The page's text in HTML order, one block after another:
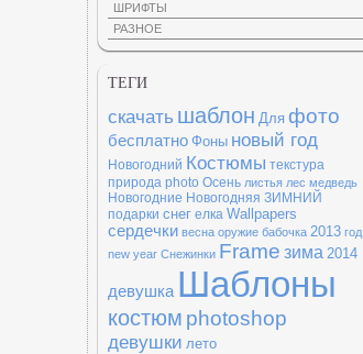
ШРИФТЫ
РАЗНОЕ
ТЕГИ
скачать шаблон Для фото
бесплатно Фоны новый год
Новогодний Костюмы текстура
природа photo Осень листья лес медведь
Новогодние Новогодняя ЗИМНИЙ
подарки снег елка Wallpapers
сердечки весна оружие бабочка 2013 год
new year Снежинки Frame зима 2014
девушка Шаблоны
костюм photoshop
девушки лето